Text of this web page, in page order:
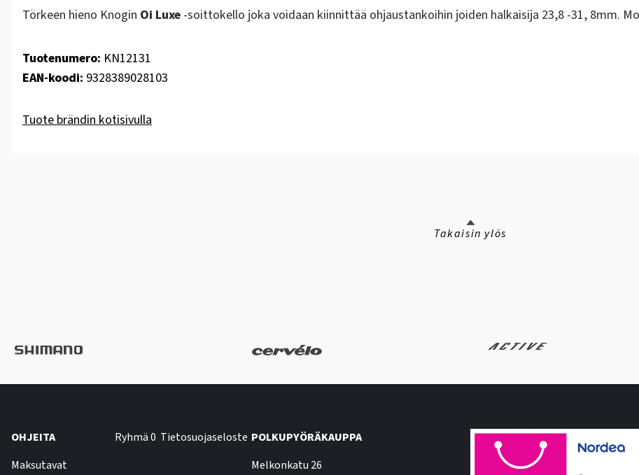
Törkeen hieno Knogin Oi Luxe -soittokello joka voidaan kiinnittää ohjaustankoihin joiden halkaisija 23,8 -31, 8mm.
Tuotenumero: KN12131
EAN-koodi: 9328389028103
Tuote brändin kotisivulla
Takaisin ylös
OHJEITA
Maksutavat
Ryhmä 0 Tietosuojaseloste POLKUPYÖRÄKAUPPA
Melkonkatu 26